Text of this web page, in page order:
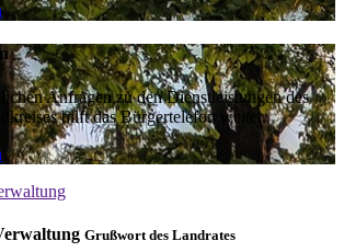
Anfragen zu den Dienstleistungen des
hilft das Bürgertelefon weiter.
Grußwort des Landrates